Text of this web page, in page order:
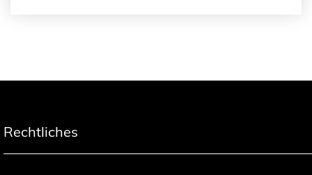
Rechtliches